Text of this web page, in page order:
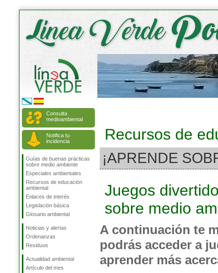
Consulta
medioambiental
Notifica tu
incidencia
Guías de buenas prácticas
sobre medio ambiente
Especiales ambientales
Recursos de educación
ambiental
Enlaces de interés
Legislación básica
Glosario ambiental
Noticias y alertas
Ordenanzas
Residuos
Actualidad ambiental
Artículo del mes
Recursos de
¡APRENDE
Juegos
sobre medio
A continuación te
podrás acceder a
aprender más